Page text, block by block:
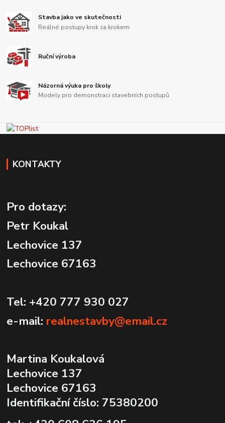
Stavba jako ve skutečnosti
Reálné postupy krok za krokem
Ruční výroba
Názorná výuka pro školy
Modely pro demonstraci stavebních postupů
KONTAKTY
Pro dotazy:
Petr Koukal
Lechovice 137
Lechovice 67163
Tel: +420 777 930 027
e-mail: realnestavby@email.cz
Martina Koukalová
Lechovice 137
Lechovice 67163
Identifikační číslo: 75380200